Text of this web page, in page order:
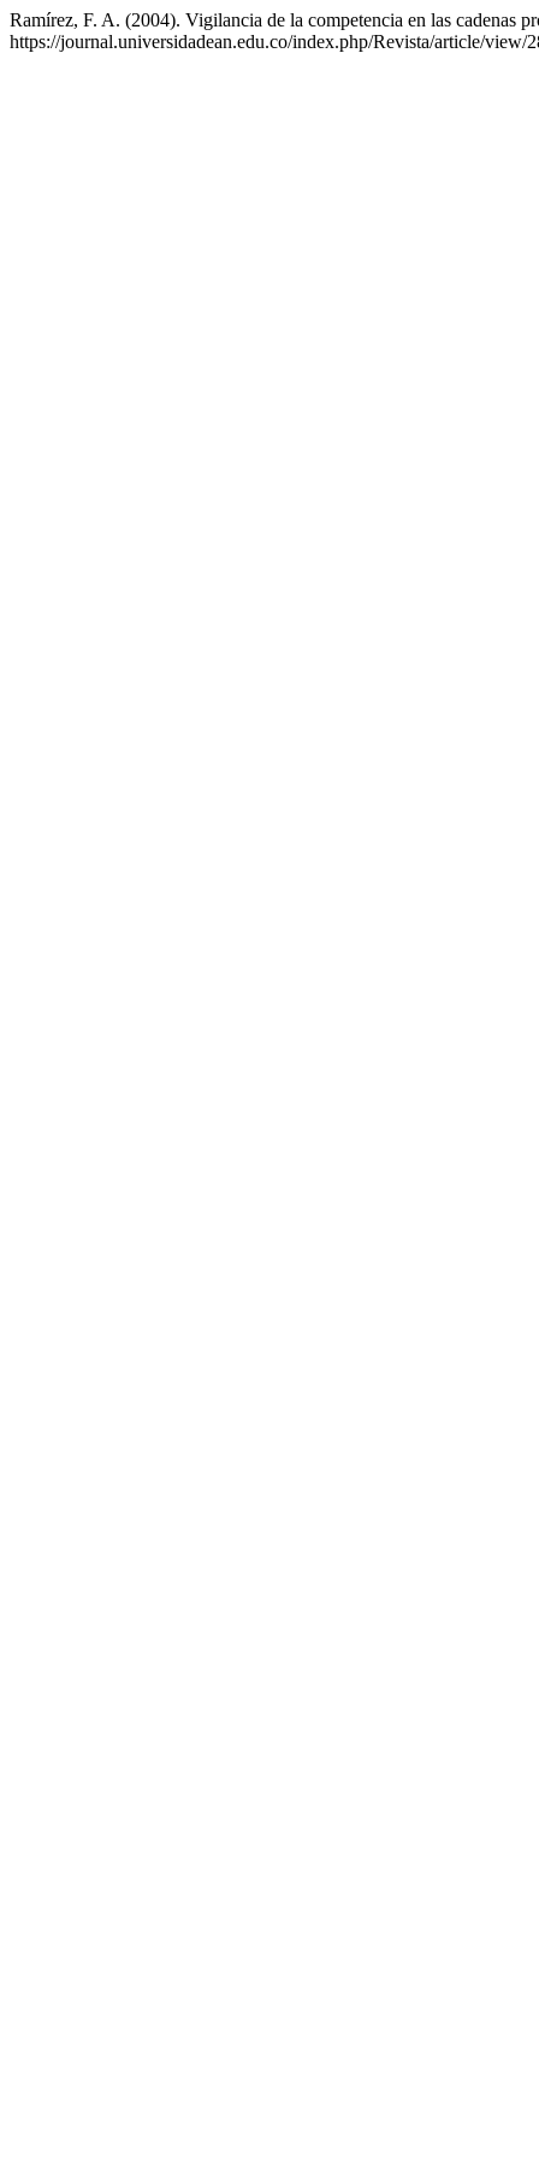
Ramírez, F. A. (2004). Vigilancia de la competencia en las cadenas
https://journal.universidadean.edu.co/index.php/Revista/article/view/